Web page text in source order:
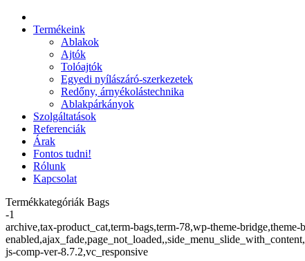
Termékeink
Ablakok
Ajtók
Tolóajtók
Egyedi nyílászáró-szerkezetek
Redőny, árnyékolástechnika
Ablakpárkányok
Szolgáltatások
Referenciák
Árak
Fontos tudni!
Rólunk
Kapcsolat
Termékkategóriák Bags
-1
archive,tax-product_cat,term-bags,term-78,wp-theme-
js-comp-ver-8.7.2,vc_responsive